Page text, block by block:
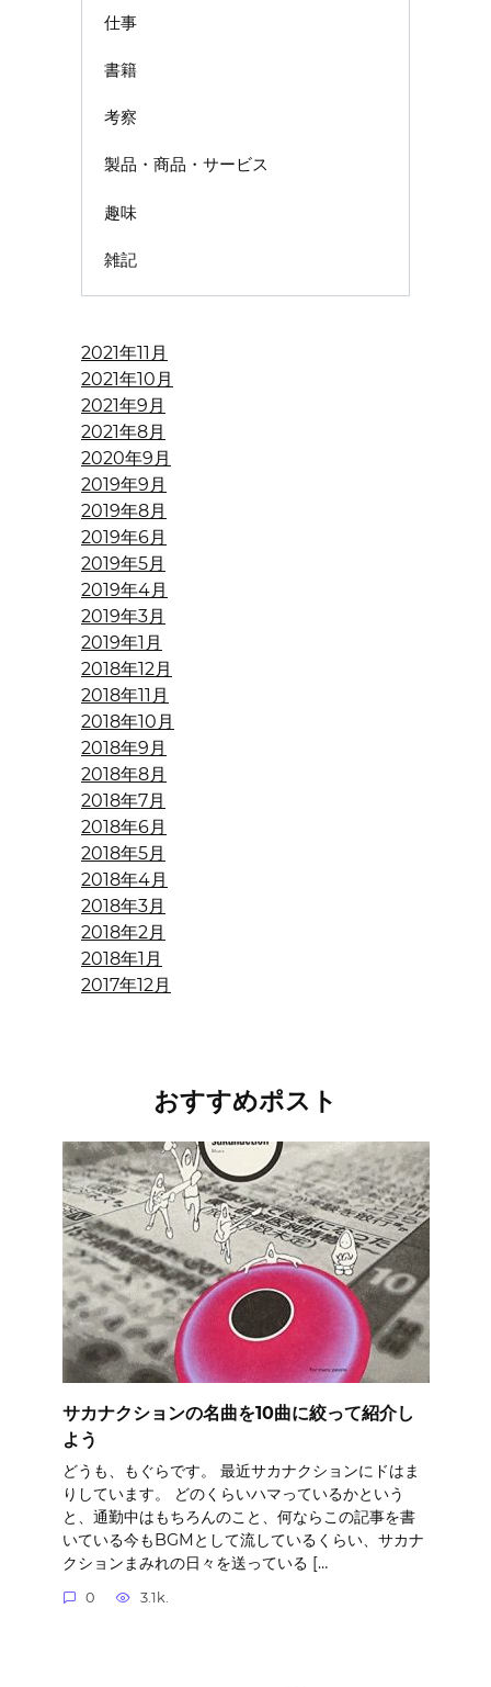
仕事
書籍
考察
製品・商品・サービス
趣味
雑記
2021年11月
2021年10月
2021年9月
2021年8月
2020年9月
2019年9月
2019年8月
2019年6月
2019年5月
2019年4月
2019年3月
2019年1月
2018年12月
2018年11月
2018年10月
2018年9月
2018年8月
2018年7月
2018年6月
2018年5月
2018年4月
2018年3月
2018年2月
2018年1月
2017年12月
おすすめポスト
サカナクションの名曲を10曲に絞って紹介し
よう
どうも、もぐらです。 最近サカナクションにドはま
りしています。 どのくらいハマっているかという
と、通勤中はもちろんのこと、何ならこの記事を書
いている今もBGMとして流しているくらい、サカナ
クションまみれの日々を送っている […
0 3.1k.